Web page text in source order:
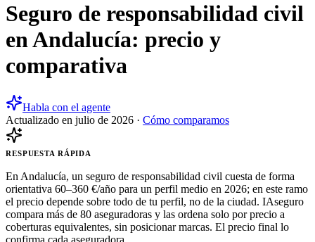
Seguro de responsabilidad civil
en Andalucía: precio y
comparativa
Habla con el agente
Actualizado en julio de 2026 · Cómo comparamos
RESPUESTA RÁPIDA
En Andalucía, un seguro de responsabilidad civil cuesta de forma
orientativa 60–360 €/año para un perfil medio en 2026; en este ramo
el precio depende sobre todo de tu perfil, no de la ciudad. IAseguro
compara más de 80 aseguradoras y las ordena solo por precio a
coberturas equivalentes, sin posicionar marcas. El precio final lo
confirma cada aseguradora.